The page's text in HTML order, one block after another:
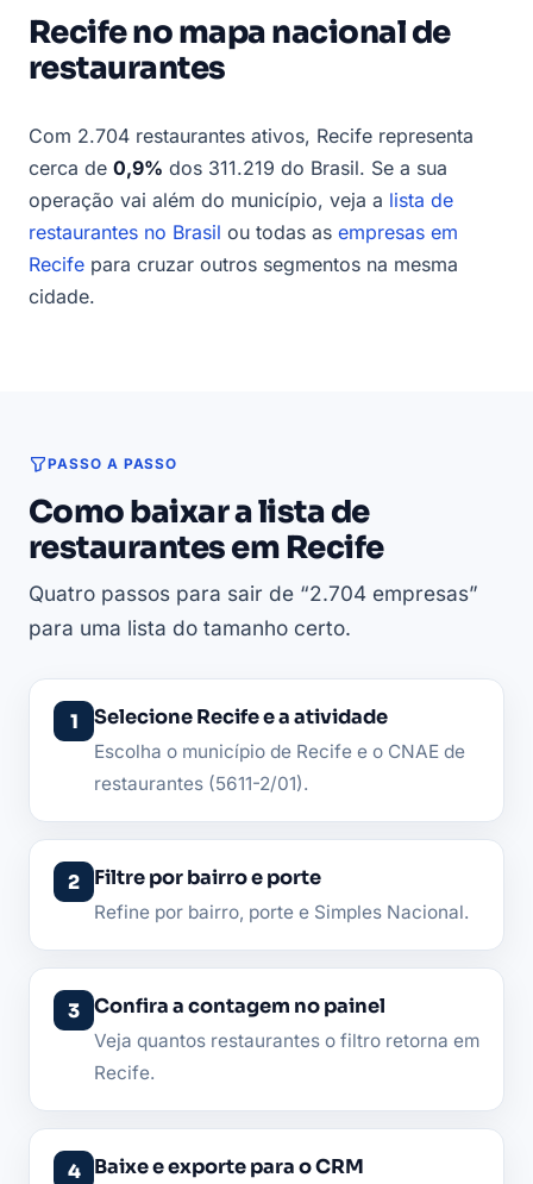
Recife no mapa nacional de
restaurantes
Com 2.704 restaurantes ativos, Recife representa
cerca de 0,9% dos 311.219 do Brasil. Se a sua
operação vai além do município, veja a lista de
restaurantes no Brasil ou todas as empresas em
Recife para cruzar outros segmentos na mesma
cidade.
PASSO A PASSO
Como baixar a lista de
restaurantes em Recife
Quatro passos para sair de “2.704 empresas”
para uma lista do tamanho certo.
Selecione Recife e a atividade
Escolha o município de Recife e o CNAE de
restaurantes (5611-2/01).
Filtre por bairro e porte
Refine por bairro, porte e Simples Nacional.
Confira a contagem no painel
Veja quantos restaurantes o filtro retorna em
Recife.
Baixe e exporte para o CRM